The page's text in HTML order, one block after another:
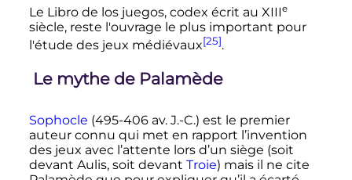
Le Libro de los juegos, codex écrit au XIIIe
siècle, reste l'ouvrage le plus important pour
l'étude des jeux médiévaux[25].
Le mythe de Palamède
Sophocle (495-406 av. J.-C.) est le premier
auteur connu qui met en rapport l’invention
des jeux avec l’attente lors d’un siège (soit
devant Aulis, soit devant Troie) mais il ne cite